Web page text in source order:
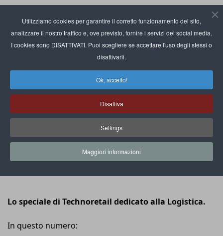
Utilizziamo cookies per garantire il corretto funzionamento del sito,
analizzare il nostro traffico e, ove previsto, fornire i servizi dei social media.
I cookies sono DISATTIVATI. Puoi scegliere se accettare l'uso degli stessi o
disattivarli.
Ok, accetto!
Disattiva
Settings
Maggiori informazioni
Lo speciale di Technoretail dedicato alla Logistica.
In questo numero: